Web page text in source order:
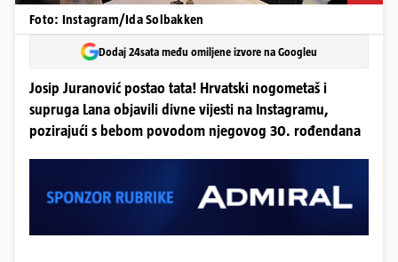
Foto: Instagram/Ida Solbakken
Dodaj 24sata među omiljene izvore na Googleu
Josip Juranović postao tata! Hrvatski nogometaš i
supruga Lana objavili divne vijesti na Instagramu,
pozirajući s bebom povodom njegovog 30. rođendana